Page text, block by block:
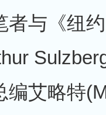
者与《纽
编艾略特